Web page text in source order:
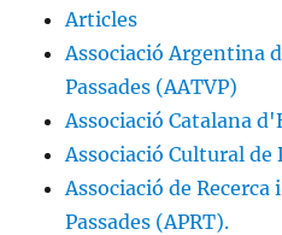
Articles
Associació Argentina
Passades (AATVP)
Associació Catalana
Associació Cultural de
Associació de Recerca
Passades (APRT).